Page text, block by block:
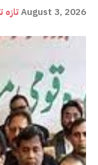
تازہAugust 3, 2026